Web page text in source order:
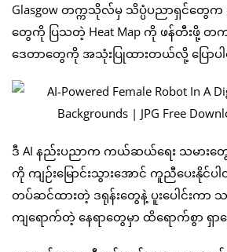
Glasgow တက္ကသိုလ်မှ သိပ္ပံပညာရှင်တွေ
တွေကို ပြသတဲ့ Heat Map ကို ဖန်တီးဖို့ တ
ဒေတာတွေကို အသုံးပြုထားတယ်လို့ ပြောပ
ဒီ AI နည်းပညာက ကယ်ဆယ်ရေး သမားတွ
ကို ကျဉ်းမြောင်းသွားအောင် ကူညီပေးနိုင်
တပ်ဆင်ထားတဲ့ ဒရုန်းတွေနဲ့ ပူးပေါင်းကာ
ကျရောက်တဲ့ နေရာတွေမှာ ထိရောက်စွာ ရှာ